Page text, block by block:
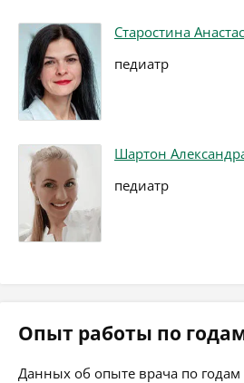
Старостина
педиатр
Шартон
педиатр
Опыт работы по
Данных об опыте врача по